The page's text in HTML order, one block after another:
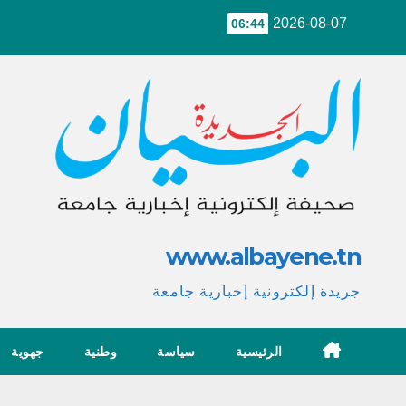
2026-08-07
06:44
www.albayene.tn
جريدة إلكترونية إخبارية جامعة
الرئيسية سياسة وطنية جهوية